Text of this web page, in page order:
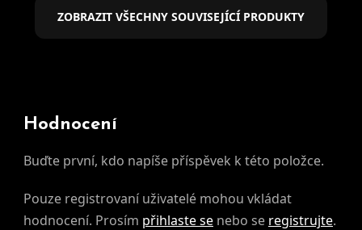
ZOBRAZIT VŠECHNY SOUVISEJÍCÍ PRODUKTY
Hodnocení
Buďte první, kdo napíše příspěvek k této položce.
Pouze registrovaní uživatelé mohou vkládat
hodnocení. Prosím přihlaste se nebo se registrujte.